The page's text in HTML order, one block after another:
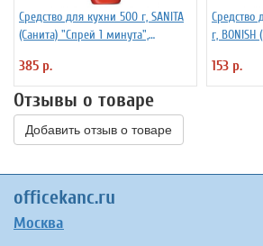
Средство для кухни 500 г, SANITA
(Санита) "Спрей 1 минута",
385 р.
Средство
г,
153 р.
Отзывы о товаре
Добавить отзыв о товаре
officekanc.ru
Москва